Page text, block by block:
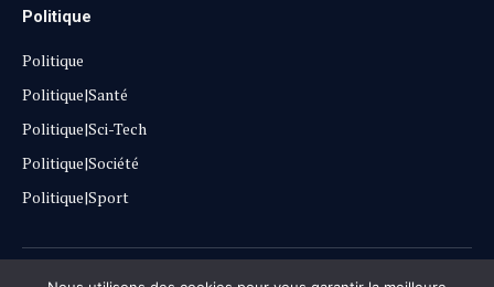
Politique
Politique
Politique|Santé
Politique|Sci-Tech
Politique|Société
Politique|Sport
Copyright © 2025Lehautpanel